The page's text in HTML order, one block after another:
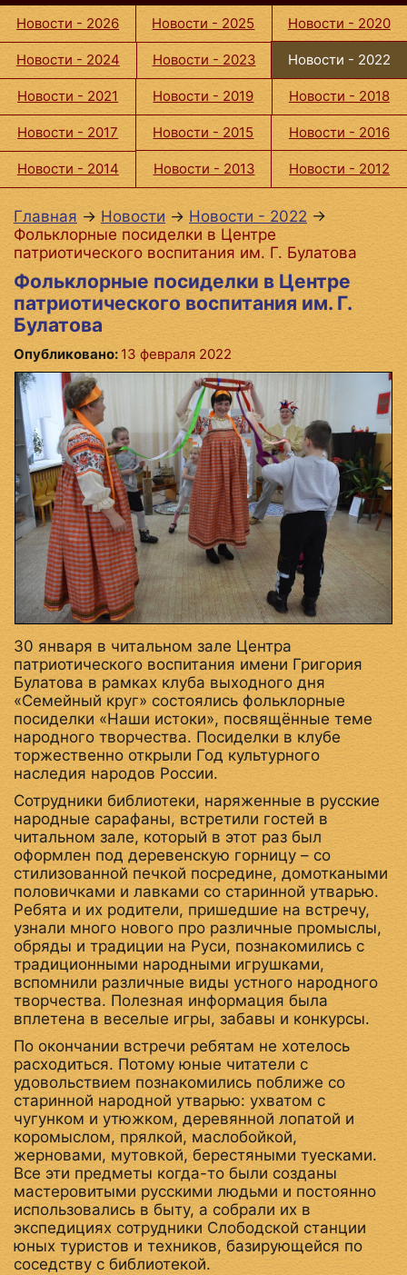
Новости - 2026 Новости - 2025 Новости - 2020
Новости - 2024 Новости - 2023 Новости - 2022
Новости - 2021 Новости - 2019 Новости - 2018
Новости - 2017 Новости - 2015 Новости - 2016
Новости - 2014 Новости - 2013 Новости - 2012
Главная → Новости → Новости - 2022 →
Фольклорные посиделки в Центре
патриотического воспитания им. Г. Булатова
Фольклорные посиделки в Центре
патриотического воспитания им. Г.
Булатова
Опубликовано: 13 февраля 2022
30 января в читальном зале Центра
патриотического воспитания имени Григория
Булатова в рамках клуба выходного дня
«Семейный круг» состоялись фольклорные
посиделки «Наши истоки», посвящённые теме
народного творчества. Посиделки в клубе
торжественно открыли Год культурного
наследия народов России.
Сотрудники библиотеки, наряженные в русские
народные сарафаны, встретили гостей в
читальном зале, который в этот раз был
оформлен под деревенскую горницу – со
стилизованной печкой посредине, домоткаными
половичками и лавками со старинной утварью.
Ребята и их родители, пришедшие на встречу,
узнали много нового про различные промыслы,
обряды и традиции на Руси, познакомились с
традиционными народными игрушками,
вспомнили различные виды устного народного
творчества. Полезная информация была
вплетена в веселые игры, забавы и конкурсы.
По окончании встречи ребятам не хотелось
расходиться. Потому юные читатели с
удовольствием познакомились поближе со
старинной народной утварью: ухватом с
чугунком и утюжком, деревянной лопатой и
коромыслом, прялкой, маслобойкой,
жерновами, мутовкой, берестяными туесками.
Все эти предметы когда-то были созданы
мастеровитыми русскими людьми и постоянно
использовались в быту, а собрали их в
экспедициях сотрудники Слободской станции
юных туристов и техников, базирующейся по
соседству с библиотекой.